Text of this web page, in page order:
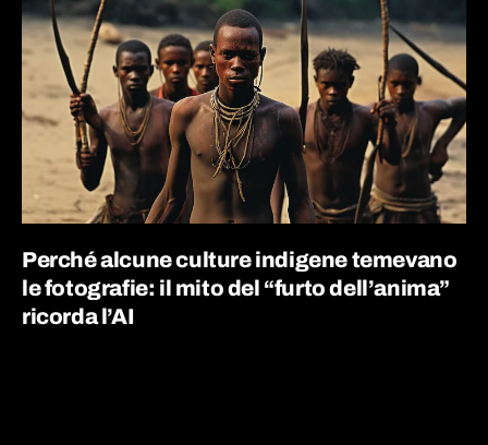
Perché alcune culture indigene temevano
le fotografie: il mito del “furto dell’anima”
ricorda l’AI